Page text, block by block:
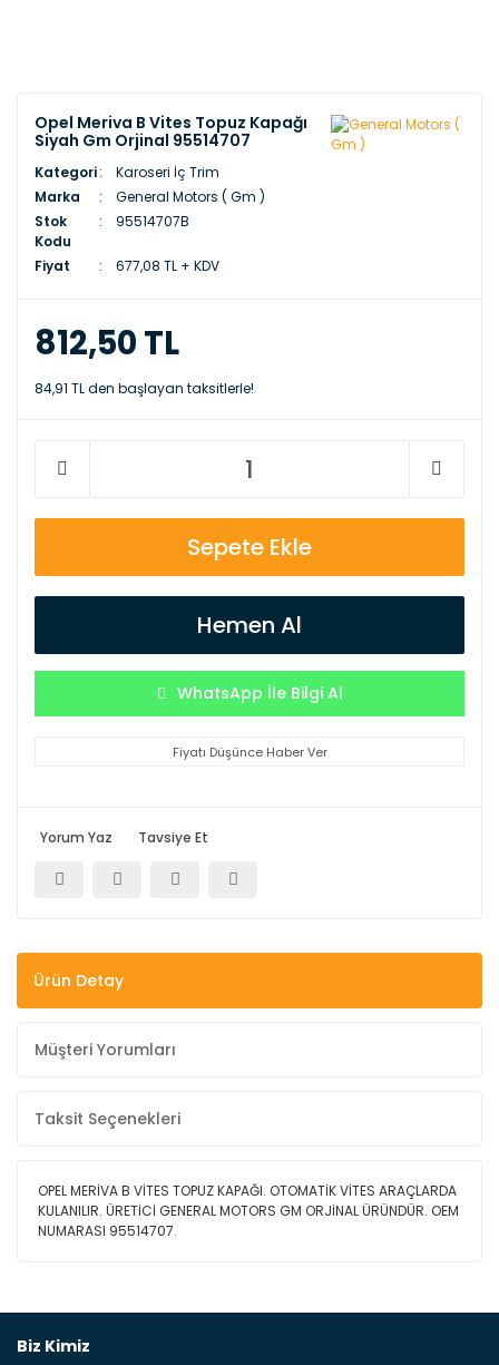
Opel Meriva B Vites Topuz Kapağı
Siyah Gm Orjinal 95514707
Kategori
Karoseri İç Trim
Marka
General Motors ( Gm )
Stok
Kodu
95514707B
Fiyat 677,08 TL + KDV
812,50 TL
84,91 TL den başlayan taksitlerle!
Sepete Ekle
Hemen Al
WhatsApp İle Bilgi Al
Fiyatı Düşünce Haber Ver
Yorum Yaz Tavsiye Et
Ürün Detay
Müşteri Yorumları
Taksit Seçenekleri
OPEL MERİVA B VİTES TOPUZ KAPAĞI. OTOMATİK VİTES ARAÇLARDA
KULANILIR. ÜRETİCİ GENERAL MOTORS GM ORJİNAL ÜRÜNDÜR. OEM
NUMARASI 95514707.
Biz Kimiz